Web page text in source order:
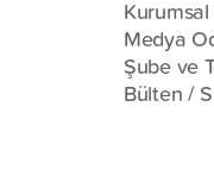
Medya
Şube ve
Bülten /